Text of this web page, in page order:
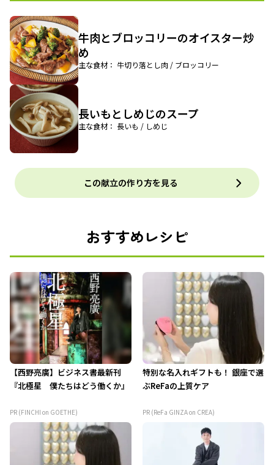
牛肉とブロッコリーのオイスター炒
め
主な食材： 牛切り落とし肉 / ブロッコリー
長いもとしめじのスープ
主な食材： 長いも / しめじ
この献立の作り方を見る
おすすめレシピ
【西野亮廣】ビジネス書最新刊
『北極星 僕たちはどう働くか』
PR (FINCHI on GOETHE)
特別な名入れギフトも！ 銀座で選
ぶReFaの上質ケア
PR (ReFa GINZA on CREA)